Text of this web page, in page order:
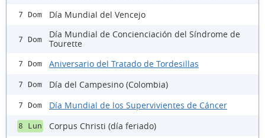
7 Dom Día Mundial del Vencejo
7 Dom
Día Mundial de Concienciación del Síndrome de
Tourette
7 Dom Aniversario del Tratado de Tordesillas
7 Dom Día del Campesino (Colombia)
7 Dom Día Mundial de los Supervivientes de Cáncer
8 Lun Corpus Christi (día feriado)